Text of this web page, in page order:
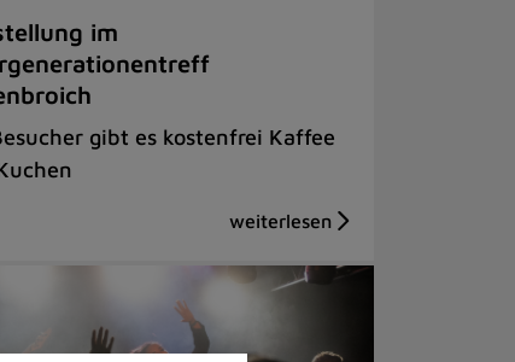
im
gibt es kostenfrei Kaffee